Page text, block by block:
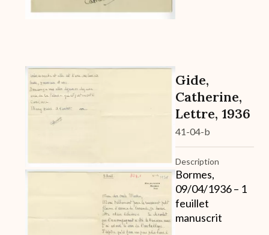
Archive
Gide,
Catherine,
Lettre, 1936
41-04-b
Description
Bormes,
09/04/1936 – 1
feuillet
manuscrit